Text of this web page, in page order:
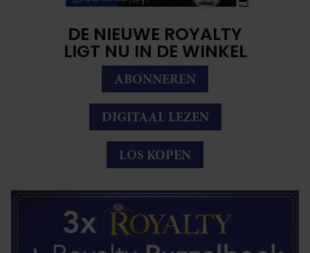
DE NIEUWE ROYALTY
LIGT NU IN DE WINKEL
ABONNEREN
DIGITAAL LEZEN
LOS KOPEN